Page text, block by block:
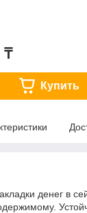
₸
Купить
денег в